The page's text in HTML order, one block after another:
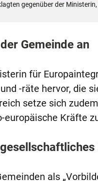
gegenüber der
Gemeinde an
für
-räte hervor, die
setze sich
europäische Kräfte
als